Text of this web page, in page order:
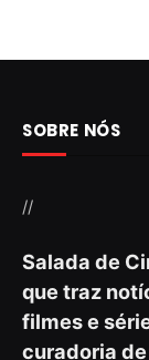
SOBRE NÓS
//
Salada de
que traz
filmes e
curadoria